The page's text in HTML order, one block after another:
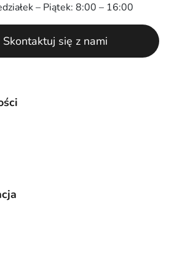
– Piątek: 8:00 – 16:00
Skontaktuj się z nami